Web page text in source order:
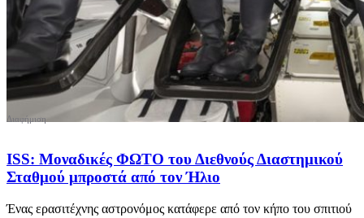
ISS: Μοναδικές ΦΩΤΟ του Διεθνούς Διαστημικού
Σταθμού μπροστά από τον Ήλιο
Ένας ερασιτέχνης αστρονόμος κατάφερε από τον κήπο του σπιτιού